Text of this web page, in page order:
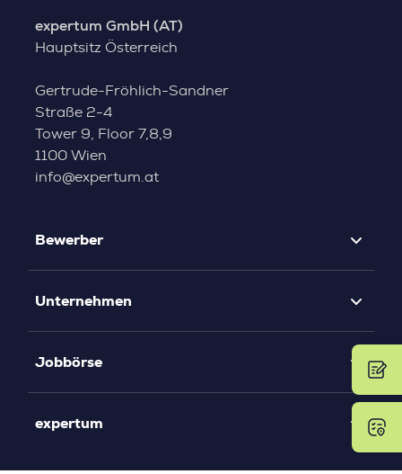
expertum GmbH (AT)
Hauptsitz Österreich
Gertrude-Fröhlich-Sandner
Straße 2-4
Tower 9, Floor 7,8,9
1100 Wien
info@expertum.at
Bewerber
Unternehmen
Jobbörse
expertum